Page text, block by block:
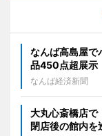
なんば高島屋
品450点超展示
なんば経済新聞
大丸心斎橋店
閉店後の館内を